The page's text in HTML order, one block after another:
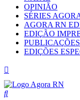
OPINIÃO
SÉRIES
AGORA RN
EDIÇÃO
EDIÇÕES